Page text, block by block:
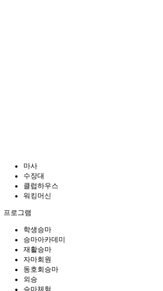
마사
수장대
클럽하우스
워킹머신
프로그램
학생승마
승마아카데미
재활승마
자마회원
동호회승마
외승
승마체험